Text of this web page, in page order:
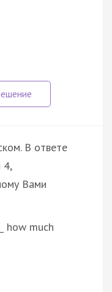
В ответе
4,
Вами
how much